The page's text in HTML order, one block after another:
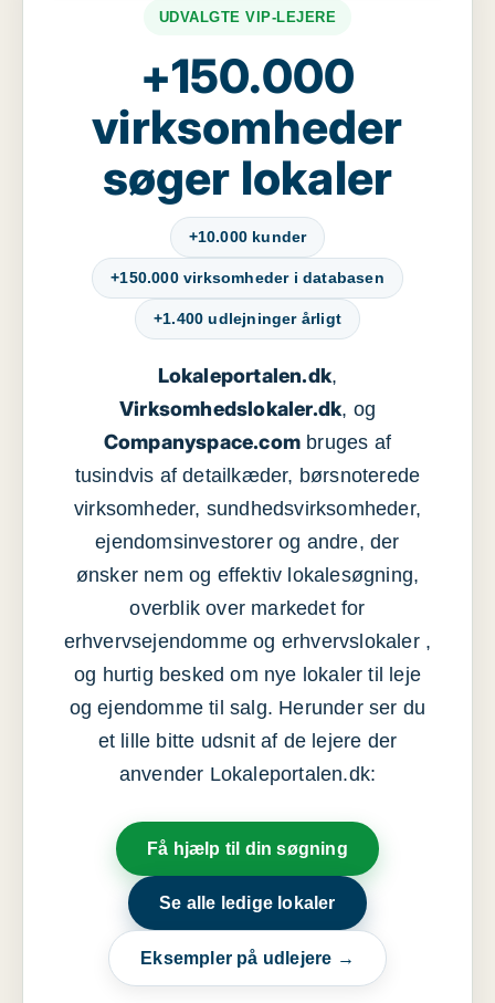
UDVALGTE VIP-LEJERE
+150.000
virksomheder
søger lokaler
+10.000 kunder
+150.000 virksomheder i databasen
+1.400 udlejninger årligt
Lokaleportalen.dk,
Virksomhedslokaler.dk, og
Companyspace.com bruges af
tusindvis af detailkæder, børsnoterede
virksomheder, sundhedsvirksomheder,
ejendomsinvestorer og andre, der
ønsker nem og effektiv lokalesøgning,
overblik over markedet for
erhvervsejendomme og erhvervslokaler ,
og hurtig besked om nye lokaler til leje
og ejendomme til salg. Herunder ser du
et lille bitte udsnit af de lejere der
anvender Lokaleportalen.dk:
Få hjælp til din søgning
Se alle ledige lokaler
Eksempler på udlejere →